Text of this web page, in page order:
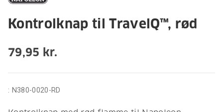
Kontrolknap til TravelQ™, rød
79,95 kr.
: N380-0020-RD